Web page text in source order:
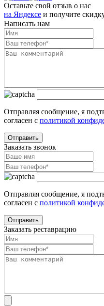
Оставьте свой отзыв о нас
на Яндексе и получите
Написать нам
Отправляя сообщение, я
согласен с политикой
Заказать звонок
Отправляя сообщение, я
согласен с политикой
Заказать реставрацию